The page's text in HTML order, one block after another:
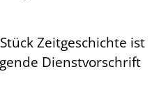
Zeitgeschichte ist
Dienstvorschrift